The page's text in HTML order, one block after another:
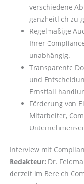
verschiedene
ganzheitlich zu
Regelmäßige
Ihrer
unabhängig.
Transparente
und
Ernstfall
Förderung von
Mitarbeiter,
Interview mit
Redakteur: Dr.
derzeit im Bereich